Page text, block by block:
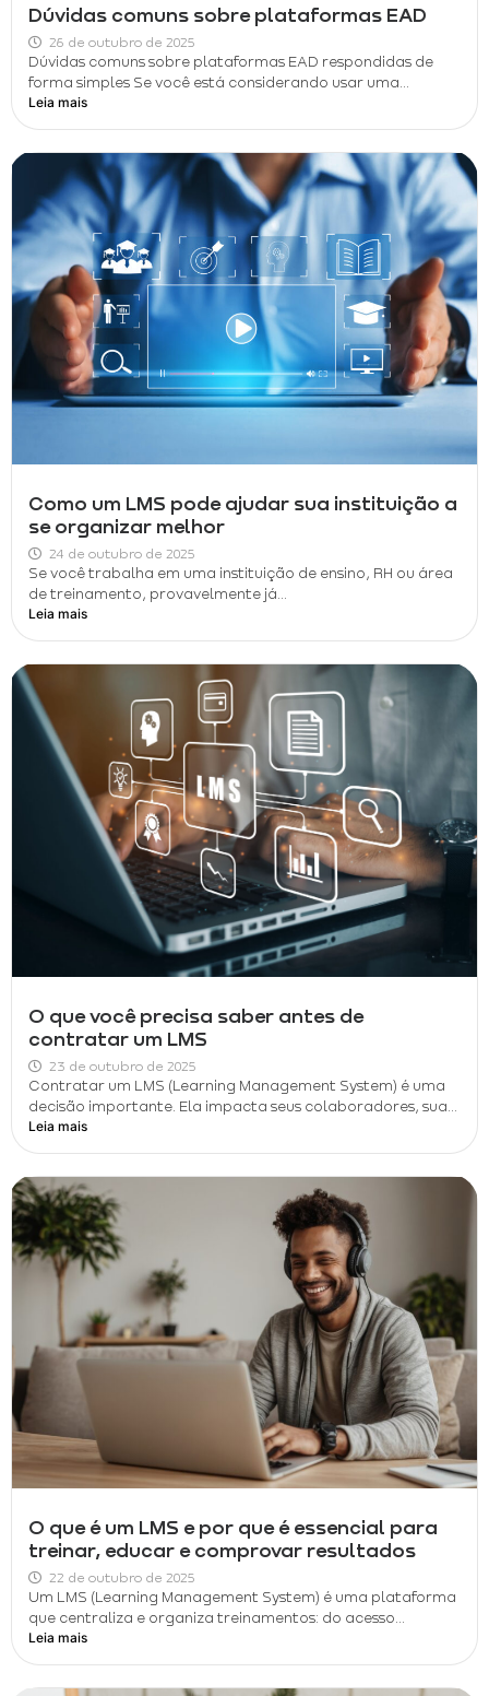
Dúvidas comuns sobre plataformas EAD
26 de outubro de 2025
Dúvidas comuns sobre plataformas EAD respondidas de
forma simples Se você está considerando usar uma...
Leia mais
Como um LMS pode ajudar sua instituição a
se organizar melhor
24 de outubro de 2025
Se você trabalha em uma instituição de ensino, RH ou área
de treinamento, provavelmente já...
Leia mais
O que você precisa saber antes de
contratar um LMS
23 de outubro de 2025
Contratar um LMS (Learning Management System) é uma
decisão importante. Ela impacta seus colaboradores, sua...
Leia mais
O que é um LMS e por que é essencial para
treinar, educar e comprovar resultados
22 de outubro de 2025
Um LMS (Learning Management System) é uma plataforma
que centraliza e organiza treinamentos: do acesso...
Leia mais